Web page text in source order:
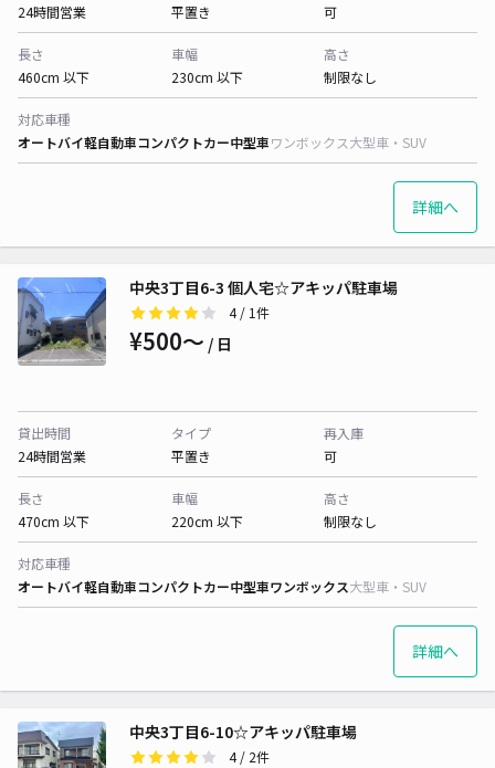
24時間営業
平置き
可
長さ
460cm 以下
車幅
230cm 以下
高さ
制限なし
対応車種
オートバイ軽自動車コンパクトカー中型車ワンボックス大型車・SUV
詳細へ
中央3丁目6-3 個人宅☆アキッパ駐車場
4/ 1件
¥500〜 / 日
貸出時間
24時間営業
タイプ
平置き
再入庫
可
長さ
470cm 以下
車幅
220cm 以下
高さ
制限なし
対応車種
オートバイ軽自動車コンパクトカー中型車ワンボックス大型車・SUV
詳細へ
中央3丁目6-10☆アキッパ駐車場
4/ 2件